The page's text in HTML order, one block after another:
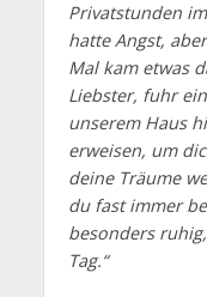
Privatstunden
hatte Angst,
Mal kam etwas
Liebster, fuhr
unserem Haus
erweisen, um
deine Träume
du fast immer
besonders
Tag.“